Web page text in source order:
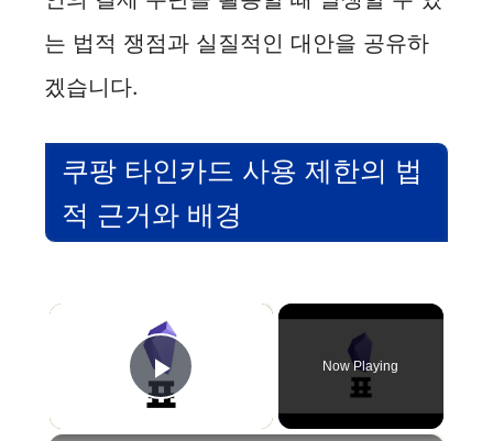
는 법적 쟁점과 실질적인 대안을 공유하
겠습니다.
쿠팡 타인카드 사용 제한의 법
적 근거와 배경
×
Play Video
Now Playing